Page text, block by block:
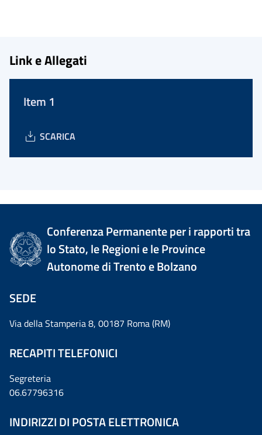
Link e Allegati
Item 1
SCARICA
Conferenza Permanente per i rapporti tra
lo Stato, le Regioni e le Province
Autonome di Trento e Bolzano
SEDE
Via della Stamperia 8, 00187 Roma (RM)
RECAPITI TELEFONICI
Segreteria
06.67796316
INDIRIZZI DI POSTA ELETTRONICA